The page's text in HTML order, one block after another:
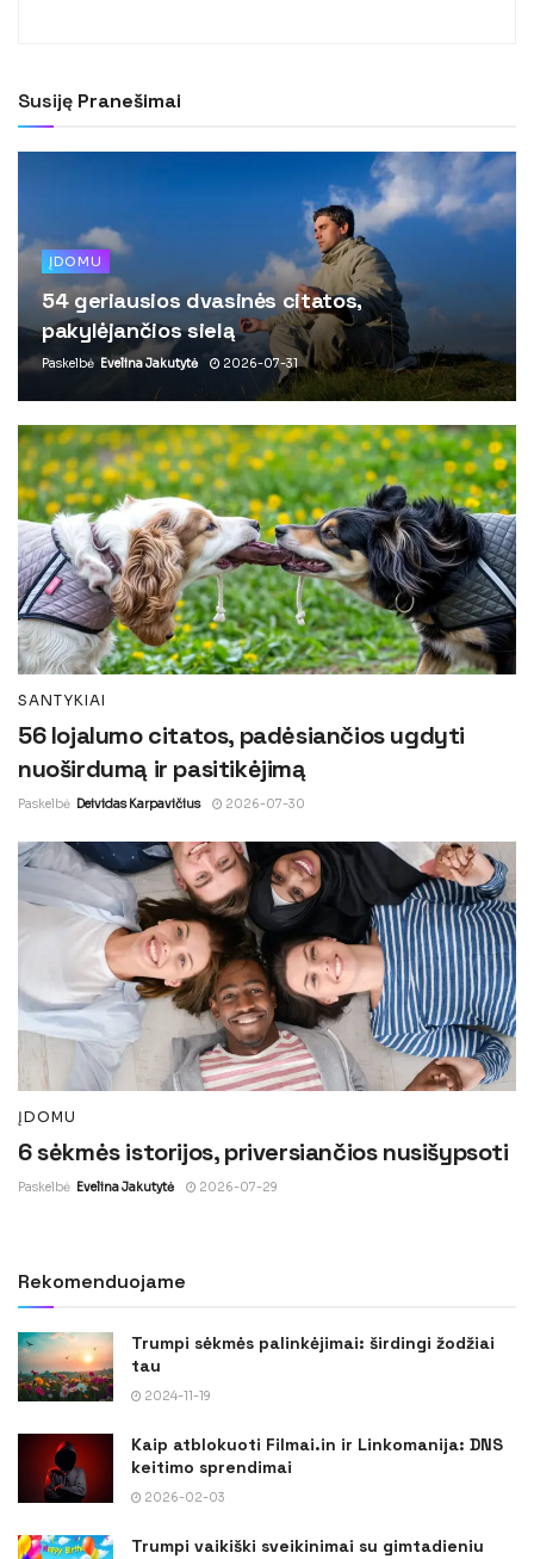
Susiję Pranešimai
ĮDOMU
54 geriausios dvasinės citatos,
pakylėjančios sielą
Paskelbė Evelina Jakutytė 2026-07-31
SANTYKIAI
56 lojalumo citatos, padėsiančios ugdyti
nuoširdumą ir pasitikėjimą
Paskelbė Deividas Karpavičius 2026-07-30
ĮDOMU
6 sėkmės istorijos, priversiančios nusišypsoti
Paskelbė Evelina Jakutytė 2026-07-29
Rekomenduojame
Trumpi sėkmės palinkėjimai: širdingi žodžiai
tau
2024-11-19
Kaip atblokuoti Filmai.in ir Linkomanija: DNS
keitimo sprendimai
2026-02-03
Trumpi vaikiški sveikinimai su gimtadieniu